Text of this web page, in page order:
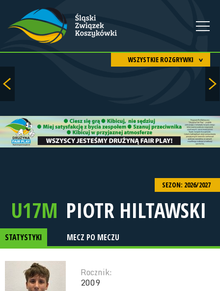
WSZYSTKIE ROZGRYWKI
SEZON: 2026/2027
U17M PIOTR HILTAWSKI
STATYSTYKI MECZ PO MECZU
Rocznik:
2009